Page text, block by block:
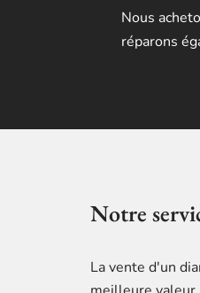
Nous
réparons
Notre
La vente d'un